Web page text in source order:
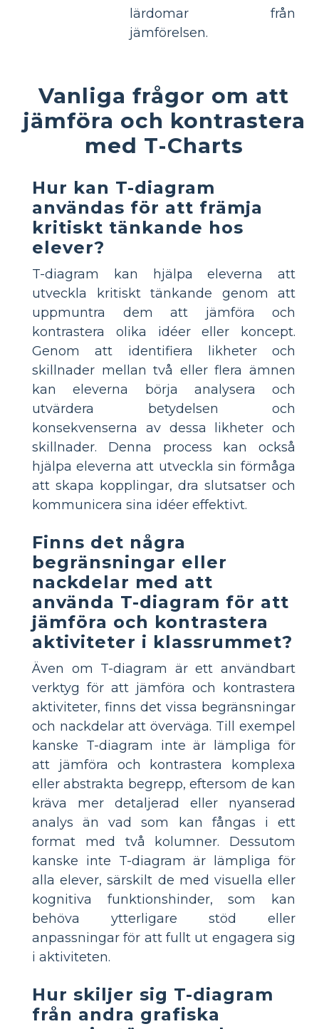
lärdomar från
jämförelsen.
Vanliga frågor om att
jämföra och kontrastera
med T-Charts
Hur kan T-diagram
användas för att främja
kritiskt tänkande hos
elever?
T-diagram kan hjälpa eleverna att
utveckla kritiskt tänkande genom att
uppmuntra dem att jämföra och
kontrastera olika idéer eller koncept.
Genom att identifiera likheter och
skillnader mellan två eller flera ämnen
kan eleverna börja analysera och
utvärdera betydelsen och
konsekvenserna av dessa likheter och
skillnader. Denna process kan också
hjälpa eleverna att utveckla sin förmåga
att skapa kopplingar, dra slutsatser och
kommunicera sina idéer effektivt.
Finns det några
begränsningar eller
nackdelar med att
använda T-diagram för att
jämföra och kontrastera
aktiviteter i klassrummet?
Även om T-diagram är ett användbart
verktyg för att jämföra och kontrastera
aktiviteter, finns det vissa begränsningar
och nackdelar att överväga. Till exempel
kanske T-diagram inte är lämpliga för
att jämföra och kontrastera komplexa
eller abstrakta begrepp, eftersom de kan
kräva mer detaljerad eller nyanserad
analys än vad som kan fångas i ett
format med två kolumner. Dessutom
kanske inte T-diagram är lämpliga för
alla elever, särskilt de med visuella eller
kognitiva funktionshinder, som kan
behöva ytterligare stöd eller
anpassningar för att fullt ut engagera sig
i aktiviteten.
Hur skiljer sig T-diagram
från andra grafiska